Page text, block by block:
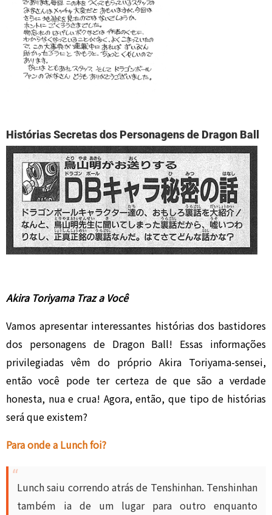
Histórias Secretas dos Personagens de Dragon Ball
Akira Toriyama Traz a Você
Vamos apresentar interessantes histórias dos bastidores
dos personagens de Dragon Ball! Essas informações
privilegiadas vêm do próprio Akira Toriyama-sensei,
então você pode ter certeza de que são a verdade
honesta, nua e crua! Agora, então, que tipo de histórias
será que existem?
Para onde a Lunch foi?
Lunch saiu correndo atrás de Tenshinhan. Tenshinhan
também ia de um lugar para outro enquanto